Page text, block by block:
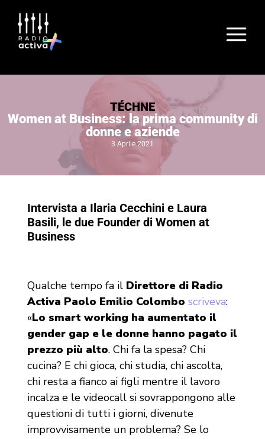
TÉCHNE
Women at Business: la prima community di
donne e aziende
3 Aprile 2021
Intervista a Ilaria Cecchini e Laura
Basili, le due Founder di Women at
Business
Qualche tempo fa il Direttore di Radio
Activa Paolo Emilio Colombo scriveva:
«Lo smart working ha aumentato il
gender gap e le donne hanno pagato il
prezzo più alto. Chi fa la spesa? Chi
cucina? E chi gioca, chi studia, chi ascolta,
chi resta a fianco ai figli mentre il lavoro
incalza e le videocall si sovrappongono alle
questioni di tutti i giorni, divenute
improvvisamente un problema? Se lo